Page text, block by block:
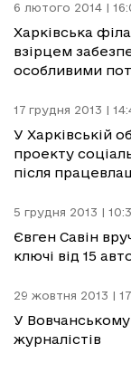
6 лютого 2014 |
Харківська
взірцем
особливими
17 грудня 2013 |
У Харківській
проекту
після
5 грудня 2013 |
Євген Савін
ключі від 15
29 жовтня 2013 |
У Вовчанському
журналістів